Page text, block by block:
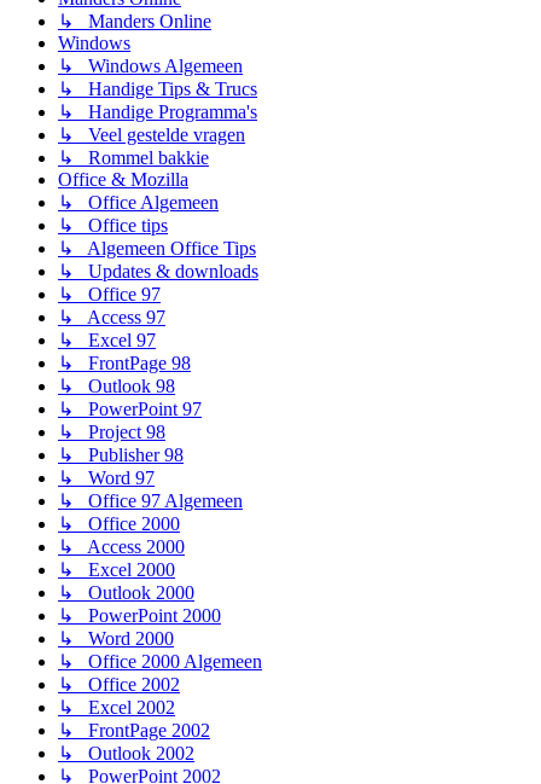
↳ Manders Online
Windows
↳ Windows Algemeen
↳ Handige Tips & Trucs
↳ Handige Programma's
↳ Veel gestelde vragen
↳ Rommel bakkie
Office & Mozilla
↳ Office Algemeen
↳ Office tips
↳ Algemeen Office Tips
↳ Updates & downloads
↳ Office 97
↳ Access 97
↳ Excel 97
↳ FrontPage 98
↳ Outlook 98
↳ PowerPoint 97
↳ Project 98
↳ Publisher 98
↳ Word 97
↳ Office 97 Algemeen
↳ Office 2000
↳ Access 2000
↳ Excel 2000
↳ Outlook 2000
↳ PowerPoint 2000
↳ Word 2000
↳ Office 2000 Algemeen
↳ Office 2002
↳ Excel 2002
↳ FrontPage 2002
↳ Outlook 2002
↳ PowerPoint 2002